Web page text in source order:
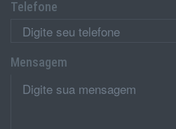
Telefone
Mensagem